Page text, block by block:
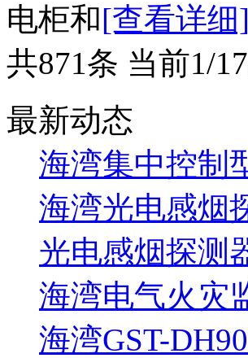
电柜和[查看详细]
共871条 当前1/
最新动态
海湾集中控制
海湾光电感烟
光电感烟探测
海湾电气火灾
海湾GST-